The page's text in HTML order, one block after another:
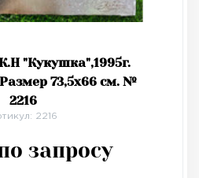
"Кукушка",1995г.
73,5х66 см. №
2216
2216
запросу